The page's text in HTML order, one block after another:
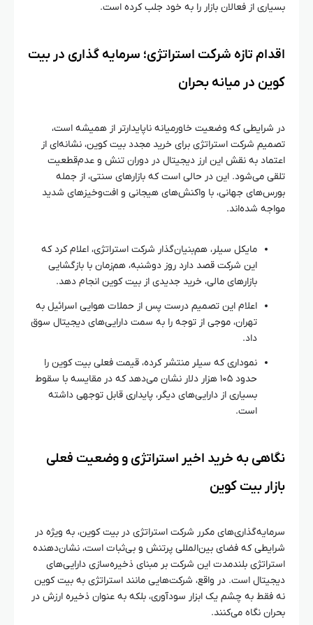
بسیاری از فعالان بازار را به خود جلب کرده است.
اقدام تازه شرکت استراتژی؛ سرمایه‌ گذاری در بیت
کوین در میانه بحران
در شرایطی که وضعیت خاورمیانه ناپایدارتر از همیشه است،
تصمیم شرکت استراتژی برای خرید مجدد بیت کوین، نشانه‌ای از
اعتماد به نقش این ارز دیجیتال در دوران تنش و عدم‌قطعیت
تلقی می‌شود. این در حالی است که بازارهای سنتی، از جمله
بورس‌های جهانی، با واکنش‌های هیجانی و افت‌وخیزهای شدید
مواجه شده‌اند.
مایکل سیلر، هم‌بنیان‌گذار شرکت استراتژی، اعلام کرد که
این شرکت قصد دارد روز دوشنبه، هم‌زمان با بازگشایی
بازارهای مالی، خرید جدیدی از بیت کوین انجام دهد.
اعلام این تصمیم درست پس از حملات هوایی اسرائیل به
تهران، موجی از توجه را به سمت دارایی‌های دیجیتال سوق
داد.
نموداری که سیلر منتشر کرده، قیمت فعلی بیت کوین را
حدود ۱۰۵ هزار دلار نشان می‌دهد که در مقایسه با سقوط
بسیاری از دارایی‌های دیگر، پایداری قابل توجهی داشته
است.
نگاهی به خرید اخیر استراتژی و وضعیت فعلی
بازار بیت کوین
سرمایه‌گذاری‌های مکرر شرکت استراتژی در بیت کوین، به ویژه در
شرایطی که فضای بین‌المللی پرتنش و بی‌ثبات است، نشان‌دهنده
استراتژی بلندمدت این شرکت بر مبنای ذخیره‌سازی دارایی‌های
دیجیتال است. در واقع، شرکت‌هایی مانند استراتژی به بیت کوین
نه فقط به چشم یک ابزار سودآوری، بلکه به عنوان ذخیره ارزش در
بحران نگاه می‌کنند.